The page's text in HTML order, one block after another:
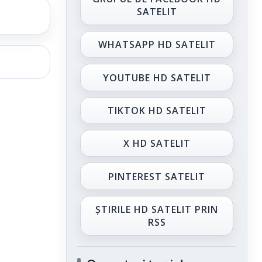
SATELIT
WHATSAPP HD SATELIT
YOUTUBE HD SATELIT
TIKTOK HD SATELIT
X HD SATELIT
PINTEREST SATELIT
ȘTIRILE HD SATELIT PRIN
RSS